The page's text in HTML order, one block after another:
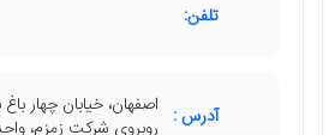
تلفن:
آدرس : اصفهان، خیابان چهار باغ
روبروی شرکت زمزم،